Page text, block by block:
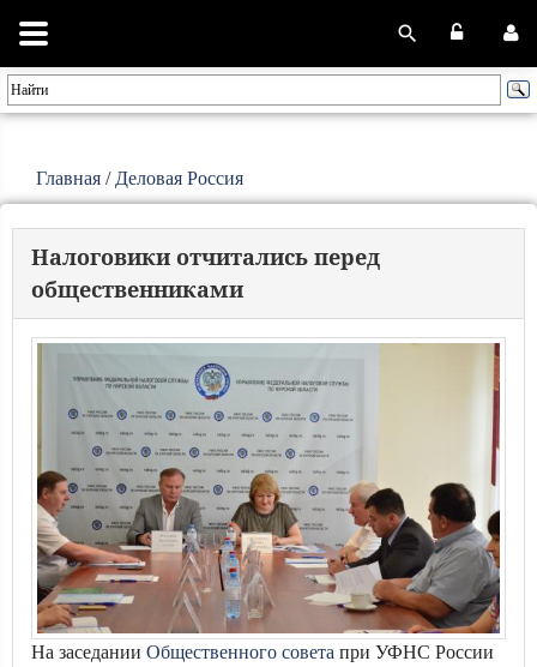
Главная / Деловая Россия
Налоговики отчитались перед
общественниками
На заседании Общественного совета при УФНС России